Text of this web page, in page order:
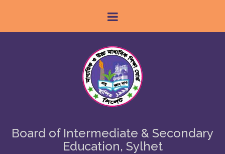
Board of Intermediate & Secondary
Education, Sylhet